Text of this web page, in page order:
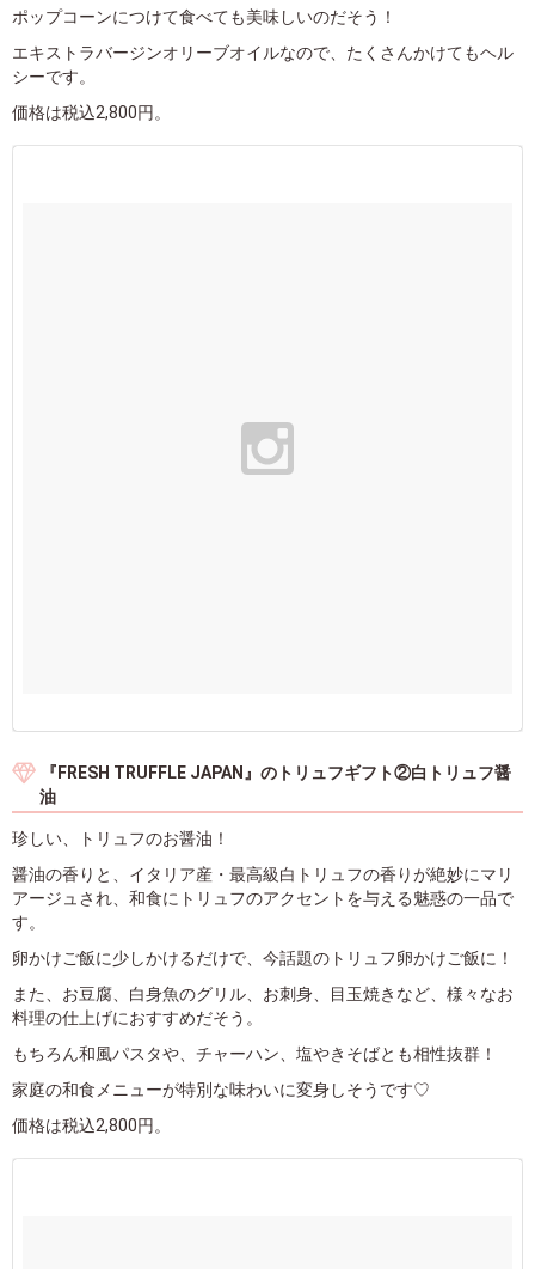
ポップコーンにつけて食べても美味しいのだそう！
エキストラバージンオリーブオイルなので、たくさんかけてもヘル
シーです。
価格は税込2,800円。
『FRESH TRUFFLE JAPAN』のトリュフギフト②白トリュフ醤
油
珍しい、トリュフのお醤油！
醤油の香りと、イタリア産・最高級白トリュフの香りが絶妙にマリ
アージュされ、和食にトリュフのアクセントを与える魅惑の一品で
す。
卵かけご飯に少しかけるだけで、今話題のトリュフ卵かけご飯に！
また、お豆腐、白身魚のグリル、お刺身、目玉焼きなど、様々なお
料理の仕上げにおすすめだそう。
もちろん和風パスタや、チャーハン、塩やきそばとも相性抜群！
家庭の和食メニューが特別な味わいに変身しそうです♡
価格は税込2,800円。